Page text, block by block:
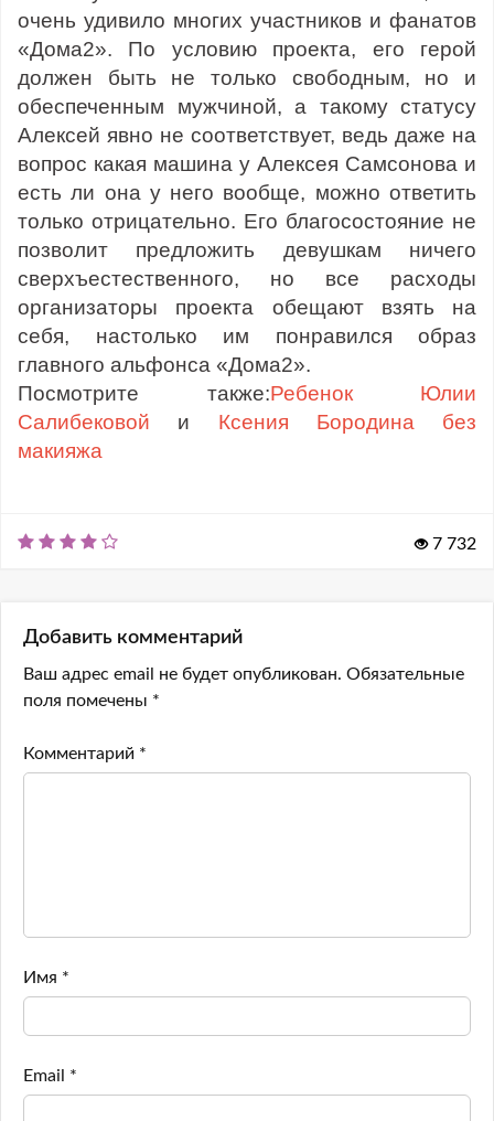
очень удивило многих участников и фанатов
«Дома2». По условию проекта, его герой
должен быть не только свободным, но и
обеспеченным мужчиной, а такому статусу
Алексей явно не соответствует, ведь даже на
вопрос какая машина у Алексея Самсонова и
есть ли она у него вообще, можно ответить
только отрицательно. Его благосостояние не
позволит предложить девушкам ничего
сверхъестественного, но все расходы
организаторы проекта обещают взять на
себя, настолько им понравился образ
главного альфонса «Дома2».
Посмотрите также:Ребенок Юлии
Салибековой и Ксения Бородина без
макияжа
7 732
Добавить комментарий
Ваш адрес email не будет опубликован. Обязательные
поля помечены *
Комментарий *
Имя *
Email *